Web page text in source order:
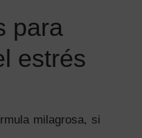
para
estrés
milagrosa, si